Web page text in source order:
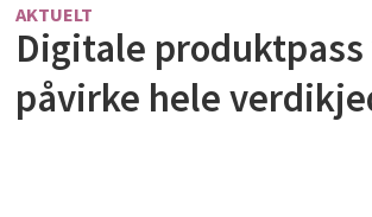
AKTUELT
Digitale
påvirke hele